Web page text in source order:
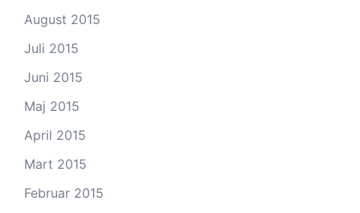
August 2015
Juli 2015
Juni 2015
Maj 2015
April 2015
Mart 2015
Februar 2015